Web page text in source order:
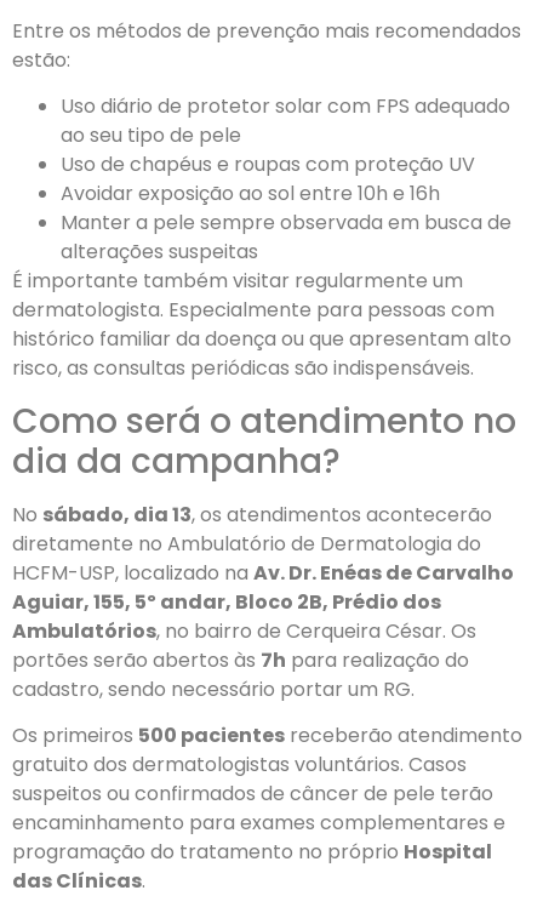
Entre os métodos de prevenção mais recomendados
estão:
Uso diário de protetor solar com FPS adequado
ao seu tipo de pele
Uso de chapéus e roupas com proteção UV
Avoidar exposição ao sol entre 10h e 16h
Manter a pele sempre observada em busca de
alterações suspeitas
É importante também visitar regularmente um
dermatologista. Especialmente para pessoas com
histórico familiar da doença ou que apresentam alto
risco, as consultas periódicas são indispensáveis.
Como será o atendimento no
dia da campanha?
No sábado, dia 13, os atendimentos acontecerão
diretamente no Ambulatório de Dermatologia do
HCFM-USP, localizado na Av. Dr. Enéas de Carvalho
Aguiar, 155, 5º andar, Bloco 2B, Prédio dos
Ambulatórios, no bairro de Cerqueira César. Os
portões serão abertos às 7h para realização do
cadastro, sendo necessário portar um RG.
Os primeiros 500 pacientes receberão atendimento
gratuito dos dermatologistas voluntários. Casos
suspeitos ou confirmados de câncer de pele terão
encaminhamento para exames complementares e
programação do tratamento no próprio Hospital
das Clínicas.